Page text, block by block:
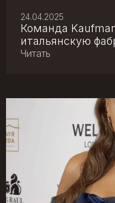
24.04.2025
Команда
итальянскую
Читать